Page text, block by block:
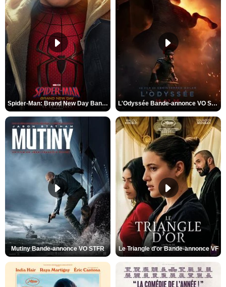
Spider-Man: Brand New Day Bande-annonce VO STFR L'Odyssée Bande-annonce VO STFR
Mutiny Bande-annonce VO STFR Le Triangle d'or Bande-annonce VF